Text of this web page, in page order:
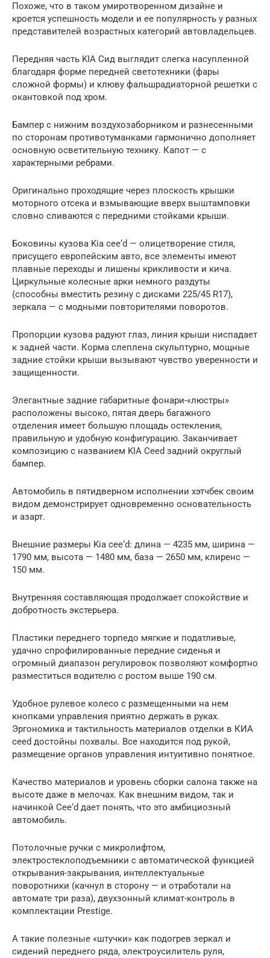
Похоже, что в таком умиротворенном дизайне и
кроется успешность модели и ее популярность у разных
представителей возрастных категорий автовладельцев.
Передняя часть KIA Сид выглядит слегка насупленной
благодаря форме передней светотехники (фары
сложной формы) и клюву фальшрадиаторной решетки с
окантовкой под хром.
Бампер с нижним воздухозаборником и разнесенными
по сторонам противотуманками гармонично дополняет
основную осветительную технику. Капот — с
характерными ребрами.
Оригинально проходящие через плоскость крышки
моторного отсека и взмывающие вверх выштамповки
словно сливаются с передними стойками крыши.
Боковины кузова Kia cee‘d — олицетворение стиля,
присущего европейским авто, все элементы имеют
плавные переходы и лишены крикливости и кича.
Циркульные колесные арки немного раздуты
(способны вместить резину с дисками 225/45 R17),
зеркала — с модными повторителями поворотов.
Пропорции кузова радуют глаз, линия крыши ниспадает
к задней части. Корма слеплена скульптурно, мощные
задние стойки крыши вызывают чувство уверенности и
защищенности.
Элегантные задние габаритные фонари-«люстры»
расположены высоко, пятая дверь багажного
отделения имеет большую площадь остекления,
правильную и удобную конфигурацию. Заканчивает
композицию с названием KIA Ceed задний округлый
бампер.
Автомобиль в пятидверном исполнении хэтчбек своим
видом демонстрирует одновременно основательность
и азарт.
Внешние размеры Kia cee‘d: длина — 4235 мм, ширина —
1790 мм, высота — 1480 мм, база — 2650 мм, клиренс —
150 мм.
Внутренняя составляющая продолжает спокойствие и
добротность экстерьера.
Пластики переднего торпедо мягкие и податливые,
удачно спрофилированные передние сиденья и
огромный диапазон регулировок позволяют комфортно
разместиться водителю с ростом выше 190 см.
Удобное рулевое колесо с размещенными на нем
кнопками управления приятно держать в руках.
Эргономика и тактильность материалов отделки в КИА
ceed достойны похвалы. Все находится под рукой,
размещение органов управления интуитивно понятное.
Качество материалов и уровень сборки салона также на
высоте даже в мелочах. Как внешним видом, так и
начинкой Cee‘d дает понять, что это амбициозный
автомобиль.
Потолочные ручки с микролифтом,
электростеклоподъемники с автоматической функцией
открывания-закрывания, интеллектуальные
поворотники (качнул в сторону — и отработали на
автомате три раза), двухзонный климат-контроль в
комплектации Prestige.
А такие полезные «штучки» как подогрев зеркал и
сидений переднего ряда, электроусилитель руля,